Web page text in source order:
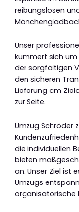
reibungslosen
Unser
kümmert sich um
der sorgfältigen
den sicheren
Lieferung am
zur Seite.
Umzug Schröder
die individuellen
bieten
an. Unser Ziel ist
Umzugs
organisatorische